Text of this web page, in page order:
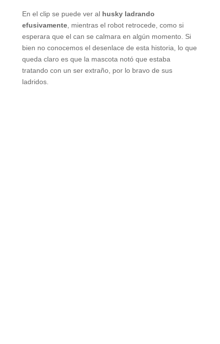
En el clip se puede ver alhusky ladrando
efusivamente, mientras el robot retrocede, como si
esperara que el can se calmara en algún momento. Si
bien no conocemos el desenlace de esta historia, lo que
queda claro es que la mascota notó que estaba
tratando con un ser extraño, por lo bravo de sus
ladridos.